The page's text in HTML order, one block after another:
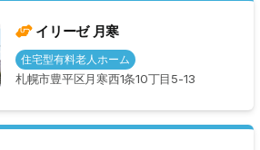
イリーゼ 月寒
住宅型有料老人ホーム
札幌市豊平区月寒西1条10丁目5-13